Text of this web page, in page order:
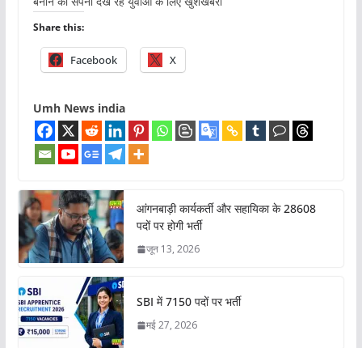
Share this:
Facebook X
Umh News india
आंगनबाड़ी कार्यकर्ती और सहायिका के 28608
पदों पर होगी भर्ती
जून 13, 2026
SBI में 7150 पदों पर भर्ती
मई 27, 2026